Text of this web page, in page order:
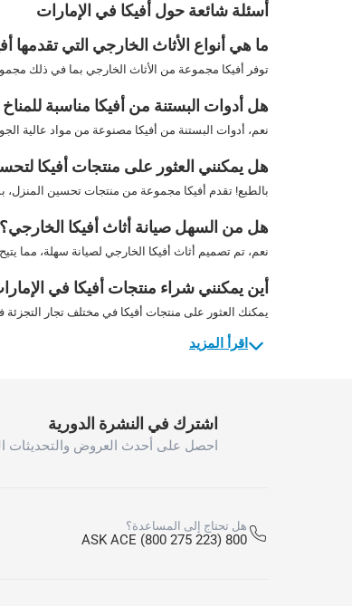
أسئلة شائعة حول أفيكا في الإمارات
ما هي أنواع الأثاث الخارجي التي تقدمها
توفر أفيكا مجموعة من الأثاث الخارجي بما في ذلك
هل أدوات البستنة من أفيكا مناسبة للمناخ
نعم، أدوات البستنة من أفيكا مصنوعة من مواد عالية
هل يمكنني العثور على منتجات أفيكا
بالطبع! تقدم أفيكا مجموعة من منتجات تحسين المنزل،
هل من السهل صيانة أثاث أفيكا الخارجي؟
نعم، تم تصميم أثاث أفيكا الخارجي لصيانة سهلة، مما
أين يمكنني شراء منتجات أفيكا في
يمكنك العثور على منتجات أفيكا في مختلف تجار
اقرأ المزيد
اشترك في النشرة الدورية
احصل على أحدث العروض والتحديثات
هل تحتاج إلى المساعدة؟
800 ASK ACE (800 275 223)